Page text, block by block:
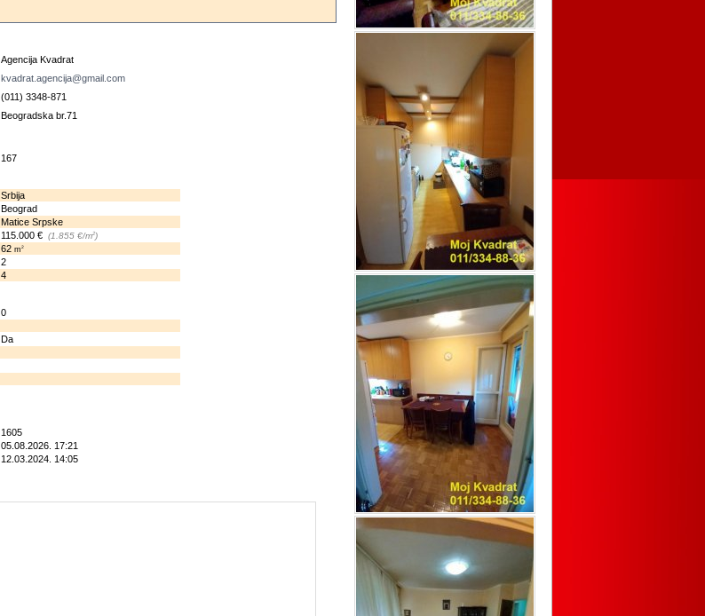
Agencija Kvadrat
kvadrat.agencija@gmail.com
(011) 3348-871
Beogradska br.71
167
Srbija
Beograd
Matice Srpske
115.000 € (1.855 €/m2)
62 m2
2
4
0
Da
1605
05.08.2026. 17:21
12.03.2024. 14:05